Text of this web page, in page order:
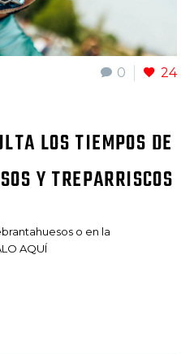
0 24
LOS TIEMPOS DE
Y TREPARRISCOS
o en la
AQUÍ